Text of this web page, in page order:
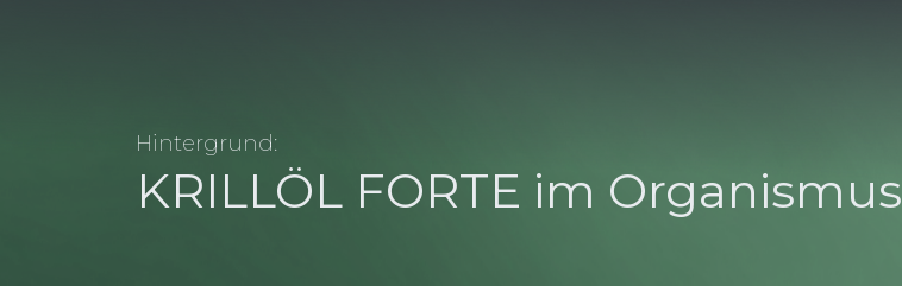
Hintergrund:
KRILLÖL FORTE im Organismus